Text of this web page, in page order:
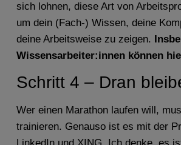
sich lohnen, diese Art von
um dein (Fach-) Wissen, deine
deine Arbeitsweise zu zeigen.
Wissensarbeiter:innen können
Schritt 4 – Dran
Wer einen Marathon laufen will,
trainieren. Genauso ist es mit der